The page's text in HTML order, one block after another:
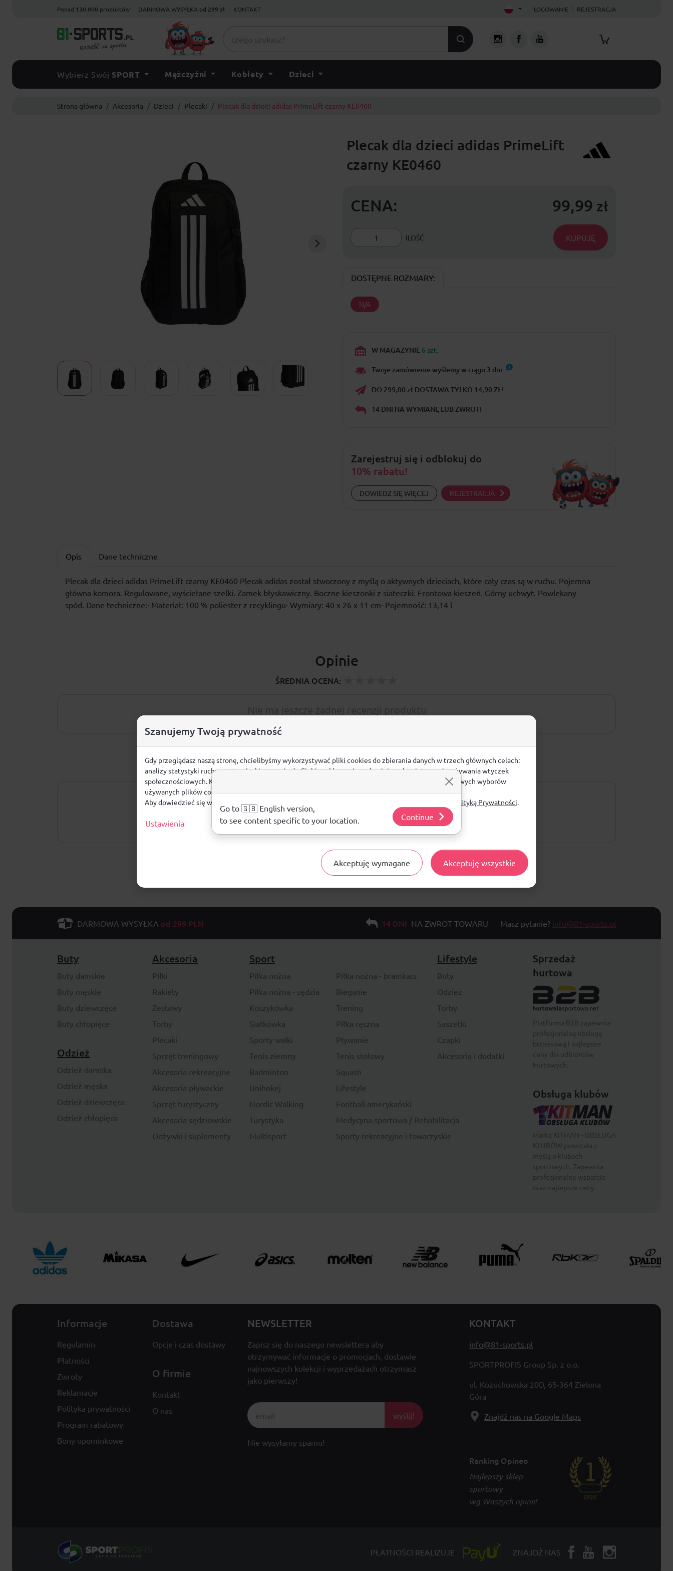
Ponad 130.000 produktów DARMOWA WYSYŁKA od 299 zł KONTAKT LOGOWANIE REJESTRACJA
Wybierz Swój SPORT Mężczyźni Kobiety Dzieci
Strona główna Akcesoria Dzieci Plecaki Plecak dla dzieci adidas PrimeLift czarny KE0460
Plecak dla dzieci adidas PrimeLift
czarny KE0460
CENA: 99,99 zł
ILOŚĆ KUPUJĘ
DOSTĘPNE ROZMIARY:
N/A
W MAGAZYNIE 6 szt.
Twoje zamówienie wyślemy w ciągu 3 dni
DO 299,00 zł DOSTAWA TYLKO 14,90 ZŁ!
14 DNI NA WYMIANĘ LUB ZWROT!
Zarejestruj się i odblokuj do
10% rabatu!
DOWIEDZ SIĘ WIĘCEJ REJESTRACJA
Opis Dane techniczne
Plecak dla dzieci adidas PrimeLift czarny KE0460 Plecak adidas został stworzony z myślą o aktywnych dzieciach, które cały czas są w ruchu. Pojemna
główna komora. Regulowane, wyściełane szelki. Zamek błyskawiczny. Boczne kieszonki z siateczki. Frontowa kieszeń. Górny uchwyt. Powlekany
spód. Dane techniczne:· Materiał: 100 % poliester z recyklingu· Wymiary: 40 x 26 x 11 cm· Pojemność: 13,14 l
Opinie
ŚREDNIA OCENA:
Pytania i odpowiedzi
Nie ma jeszcze pytań. Bądź pierwszy :)
ZADAJ PYTANIE
DARMOWA WYSYŁKA od 299 PLN 14 DNI NA ZWROT TOWARU Masz pytanie? info@81-sports.pl
Buty
Buty damskie
Buty męskie
Buty dziewczęce
Buty chłopięce
Odzież
Odzież damska
Odzież męska
Odzież dziewczęca
Odzież chłopięca
Akcesoria
Piłki
Rakiety
Zestawy
Torby
Plecaki
Sprzęt treningowy
Akcesoria rekreacyjne
Akcesoria pływackie
Sprzęt turystyczny
Akcesoria sędziowskie
Odżywki i suplementy
Sport
Piłka nożna
Piłka nożna - bramkarz
Piłka nożna - sędzia
Bieganie
Koszykówka
Trening
Siatkówka
Piłka ręczna
Sporty walki
Pływanie
Tenis ziemny
Tenis stołowy
Badminton
Squash
Unihokej
Lifestyle
Nordic Walking
Football amerykański
Turystyka
Medycyna sportowa / Rehabilitacja
Multisport
Sporty rekreacyjne i towarzyskie
Lifestyle
Buty
Odzież
Torby
Saszetki
Czapki
Akcesoria i dodatki
Sprzedaż
hurtowa
Obsługa klubów
Informacje
Regulamin
Płatności
Zwroty
Reklamacje
Polityka prywatności
Program rabatowy
Bony upominkowe
Dostawa
Opcje i czas dostawy
O firmie
Kontakt
O nas
NEWSLETTER
Zapisz się do naszego newslettera aby
otrzymywać informacje o promocjach, dostawie
najnowszych kolekcji i wyprzedażach otrzymasz
jako pierwszy!
wyślij!
Nie wysyłamy spamu!
KONTAKT
info@81-sports.pl
SPORTPROFIS Group Sp. z o.o.
ul. Kożuchowska 20D, 65-364 Zielona
Góra
Znajdź nas na Google Maps
Ranking Opineo
Najlepszy sklep
sportowy
wg Waszych opinii!
PŁATNOŚCI REALIZUJE ZNAJDŹ NAS
Szanujemy Twoją prywatność
Gdy przeglądasz naszą stronę, chcielibyśmy wykorzystywać pliki cookies do zbierania danych w trzech głównych celach:
analizy statystyki ruchu na stronie, kierowania do Ciebie reklam w innych miejscach w internecie, używania wtyczek
społecznościowych. Kliknij poniżej, by wyrazić zgodę lub przejdź do ustawień, by dokonać szczegółowych wyborów
używanych plików cookies.
Aby dowiedzieć się więcej o plikach cookie i tym, jak wykorzystujemy Twoje dane, odwiedź naszą
Polityką Prywatności.
Ustawienia
Akceptuję wymagane Akceptuję wszystkie
Go to 🇬🇧 English version,
to see content specific to your location.
Continue